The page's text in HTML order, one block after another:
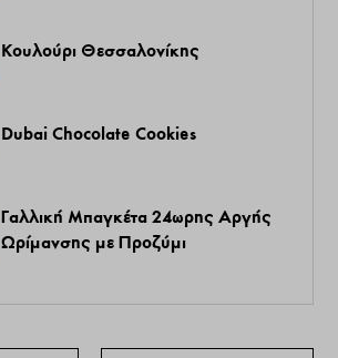
Κουλούρι Θεσσαλονίκης
Dubai Chocolate Cookies
Γαλλική Μπαγκέτα 24ωρης Αργής
Ωρίμανσης με Προζύμι